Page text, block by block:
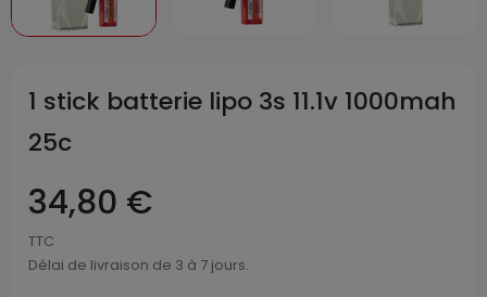
1 stick batterie lipo 3s 11.1v 1000mah
25c
34,80 €
TTC
Délai de livraison de 3 à 7 jours.